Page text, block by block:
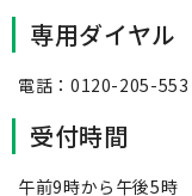
専用ダイヤル
電話：0120-205-553
受付時間
午前9時から午後5時